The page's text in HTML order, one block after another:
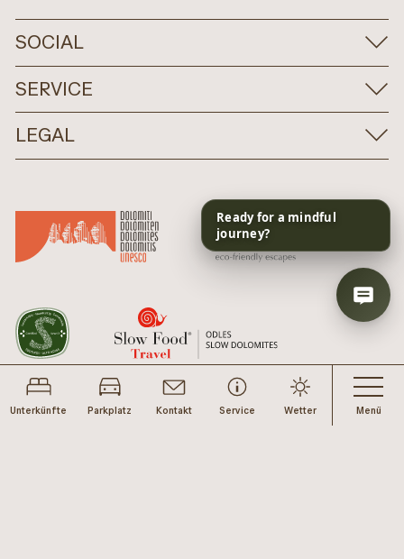
Menü
Unterkünfte Parkplatz Kontakt Service Wetter
SOCIAL
SERVICE
LEGAL